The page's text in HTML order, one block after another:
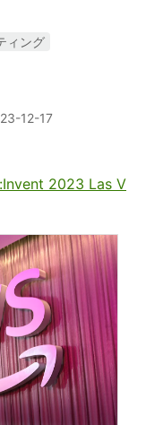
ィング
12-17
2023 Las V